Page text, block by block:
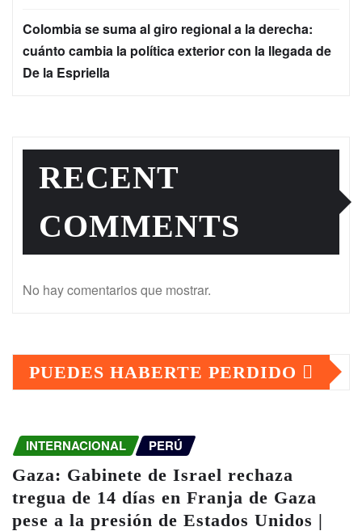
Colombia se suma al giro regional a la derecha:
cuánto cambia la política exterior con la llegada de
De la Espriella
RECENT
COMMENTS
No hay comentarios que mostrar.
PUEDES HABERTE PERDIDO
INTERNACIONAL PERÚ
Gaza: Gabinete de Israel rechaza
tregua de 14 días en Franja de Gaza
pese a la presión de Estados Unidos |